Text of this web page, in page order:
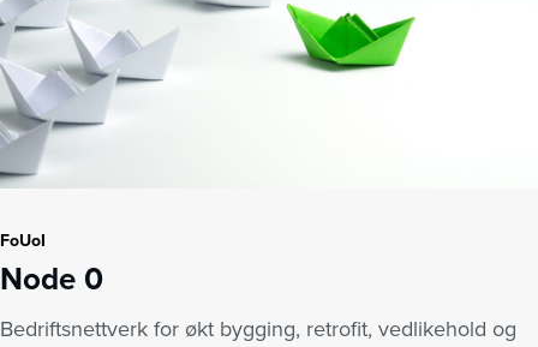
FoUoI
Node 0
Bedriftsnettverk for økt bygging, retrofit, vedlikehold og